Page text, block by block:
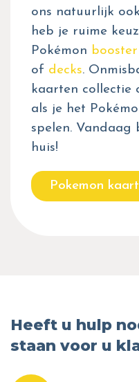
ons natuurlijk
heb je ruime
Pokémon
of decks.
kaarten collectie
als je het
spelen. Vandaag
huis!
Pokemon
Heeft u hulp
staan voor u